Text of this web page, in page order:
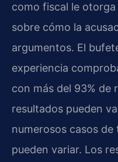
como fiscal le
sobre cómo la
argumentos. El
experiencia
con más del 93% de
resultados pueden
numerosos casos
pueden variar. Los